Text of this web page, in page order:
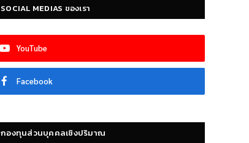
SOCIAL MEDIAS ของเรา
YouTube
Facebook
กองทุนส่วนบุคคลเชิงปริมาณ